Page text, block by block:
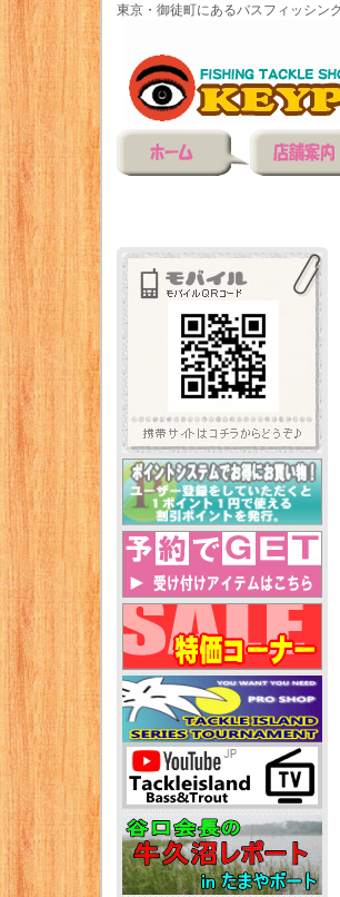
東京・御徒町にあるバスフィッシン